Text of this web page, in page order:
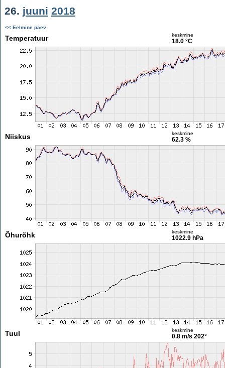
26. juuni 2018
<< Eelmine päev
Temperatuur keskmine
18.0 °C
Niiskus keskmine
62.3 %
Õhurõhk keskmine
1022.9 hPa
Tuul keskmine
0.8 m/s 202°